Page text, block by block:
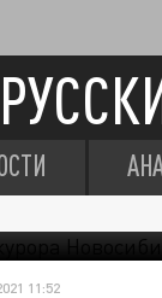
11:52